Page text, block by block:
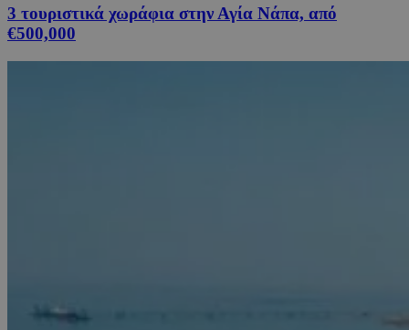
3 τουριστικά χωράφια στην Αγία Νάπα, από
€500,000